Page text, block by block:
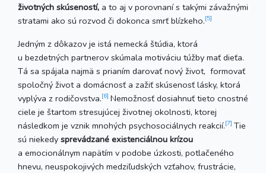
životných skúseností, a to aj v porovnaní s takými závažnými
stratami ako sú rozvod či dokonca smrť blízkeho.[5]
Jedným z dôkazov je istá nemecká štúdia, ktorá
u bezdetných partnerov skúmala motiváciu túžby mať dieťa.
Tá sa spájala najmä s prianím darovať nový život, formovať
spoločný život a domácnosť a zažiť skúsenosť lásky, ktorá
vyplýva z rodičovstva.[6] Nemožnosť dosiahnuť tieto cnostné
ciele je štartom stresujúcej životnej okolnosti, ktorej
následkom je vznik mnohých psychosociálnych reakcií.[7] Tie
sú niekedy sprevádzané existenciálnou krízou
a emocionálnym napätím v podobe úzkosti, potlačeného
hnevu, neuspokojivých medziľudských vzťahov, frustrácie,